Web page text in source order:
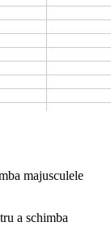
majusculele
a schimba